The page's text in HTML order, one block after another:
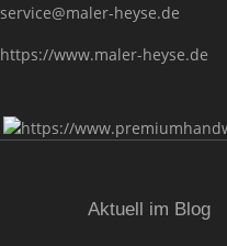
service@maler-heyse.de
https://www.maler-heyse.de
Aktuell im Blog